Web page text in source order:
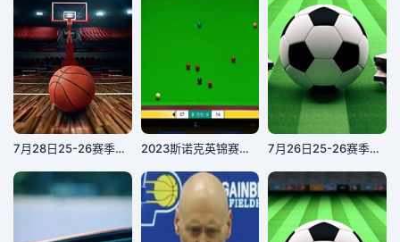
7月28日25-26赛季浙BA 德清83VS91安吉 2023斯诺克英锦赛第二轮侯赛因·瓦菲6-1马修·塞尔特20231130 7月26日25-26赛季湖南省足球联赛 张家界队VS湘西州队